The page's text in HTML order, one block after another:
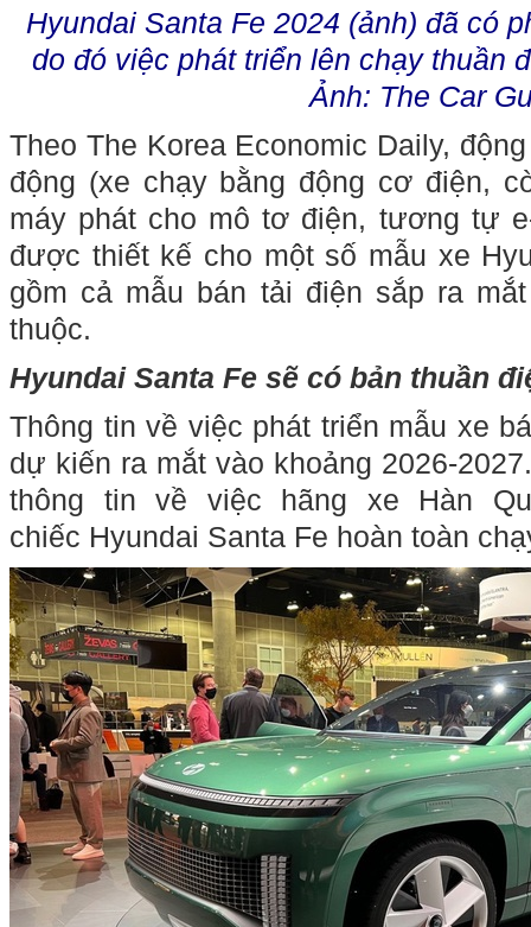
Hyundai Santa Fe 2024 (ảnh) đã có
do đó việc phát triển lên chạy thuần
Ảnh: The Car
Theo The Korea Economic Daily,
động (xe chạy bằng động cơ điện,
máy phát cho mô tơ điện, tương tự
được thiết kế cho một số mẫu xe
gồm cả mẫu bán tải điện sắp ra
thuộc.
Hyundai Santa Fe sẽ có bản thuần
Thông tin về việc phát triển mẫu xe
dự kiến ra mắt vào khoảng 2026-
thông tin về việc hãng xe Hàn
chiếc Hyundai Santa Fe hoàn toàn